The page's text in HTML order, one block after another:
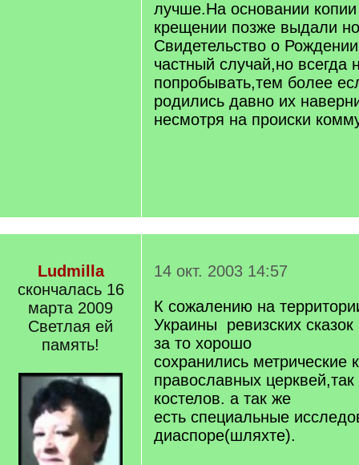
лучше.На основании
крещении позже выдали
Свидетельство о
частный случай,но всегда
попробывать,тем более
родились давно их
несмотря на происки
Ludmilla
скончалась 16
марта 2009
Светлая ей
память!
14 окт. 2003 14:57
К сожалению на
Украины ревизских
за то хорошо
сохранились метрические
православных церквей,так
костелов. а так же
есть специальные
диаспоре(шляхте).